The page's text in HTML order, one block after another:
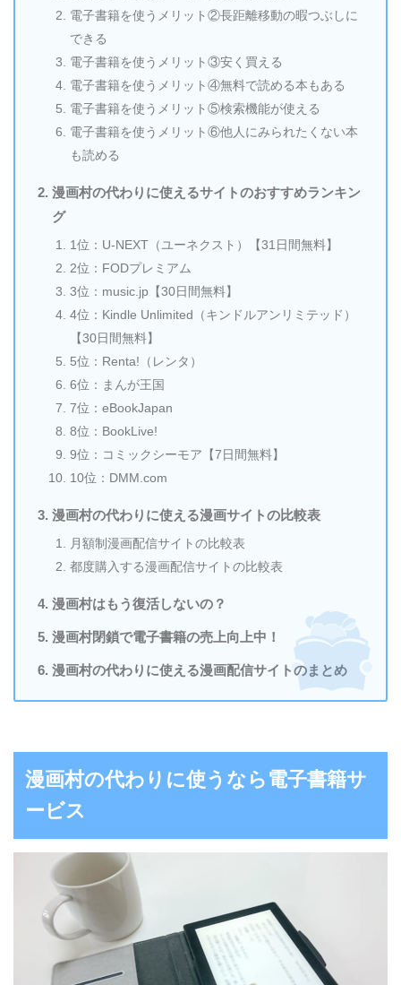
電子書籍を使うメリット②長距離移動の暇つぶしに
できる
電子書籍を使うメリット③安く買える
電子書籍を使うメリット④無料で読める本もある
電子書籍を使うメリット⑤検索機能が使える
電子書籍を使うメリット⑥他人にみられたくない本
も読める
漫画村の代わりに使えるサイトのおすすめランキン
グ
1位：U-NEXT（ユーネクスト）【31日間無料】
2位：FODプレミアム
3位：music.jp【30日間無料】
4位：Kindle Unlimited（キンドルアンリミテッド）
【30日間無料】
5位：Renta!（レンタ）
6位：まんが王国
7位：eBookJapan
8位：BookLive!
9位：コミックシーモア【7日間無料】
10位：DMM.com
漫画村の代わりに使える漫画サイトの比較表
月額制漫画配信サイトの比較表
都度購入する漫画配信サイトの比較表
漫画村はもう復活しないの？
漫画村閉鎖で電子書籍の売上向上中！
漫画村の代わりに使える漫画配信サイトのまとめ
漫画村の代わりに使うなら電子書籍サ
ービス